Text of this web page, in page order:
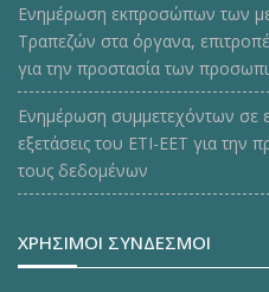
Ενημέρωση εκπροσώπων των
Τραπεζών στα όργανα,
για την προστασία των
Ενημέρωση συμμετεχόντων σε
εξετάσεις του ΕΤΙ-ΕΕΤ για
τους δεδομένων
ΧΡΗΣΙΜΟΙ ΣΥΝΔΕΣΜΟΙ